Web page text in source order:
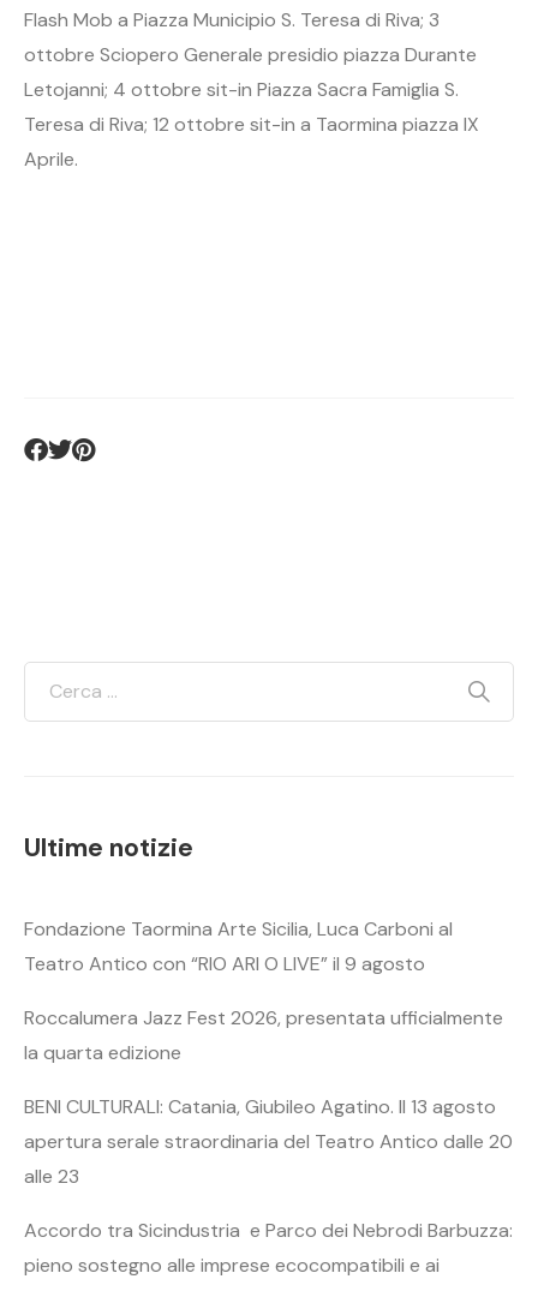
Flash Mob a Piazza Municipio S. Teresa di Riva; 3
ottobre Sciopero Generale presidio piazza Durante
Letojanni; 4 ottobre sit-in Piazza Sacra Famiglia S.
Teresa di Riva; 12 ottobre sit-in a Taormina piazza IX
Aprile.
Ultime notizie
Fondazione Taormina Arte Sicilia, Luca Carboni al
Teatro Antico con “RIO ARI O LIVE” il 9 agosto
Roccalumera Jazz Fest 2026, presentata ufficialmente
la quarta edizione
BENI CULTURALI: Catania, Giubileo Agatino. Il 13 agosto
apertura serale straordinaria del Teatro Antico dalle 20
alle 23
Accordo tra Sicindustria e Parco dei Nebrodi Barbuzza:
pieno sostegno alle imprese ecocompatibili e ai